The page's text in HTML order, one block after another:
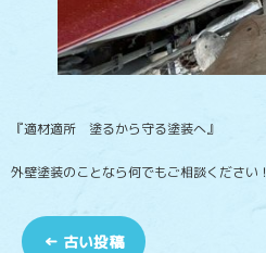
『適材適所 塗るから守る塗装へ』
外壁塗装のことなら何でもご相談ください！
← 古い投稿